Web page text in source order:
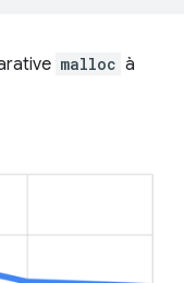
malloc à